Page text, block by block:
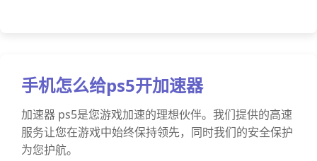
手机怎么给ps5开加速器
加速器 ps5是您游戏加速的理想伙伴。我们提供的高速
服务让您在游戏中始终保持领先，同时我们的安全保护
为您护航。